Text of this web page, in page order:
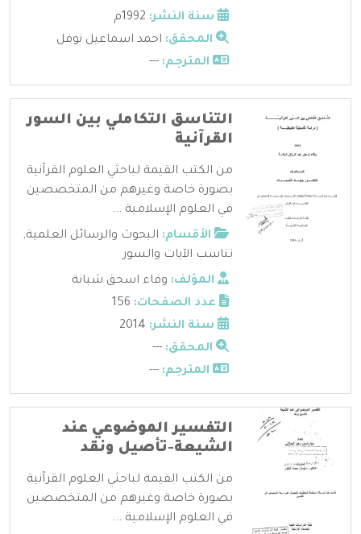
سنة النشر:
المحقق: احمد اسماعيل نوفل
المترجم: ---
التناسق التكاملي بين السور
القرآنية
من الكتب القيمة لباحثي العلوم القرآنية
بصورة خاصة وغيرهم من المتخصصين
في العلوم الإسلامية ...
الأقسام: البحوث والرسائل العلمية,
تناسب الآيات والسور
المؤلف: وفاء اسحق شبانة
عدد الصفحات:
سنة النشر:
المحقق: ---
المترجم: ---
التفسير الموضوعي عند
الشيعة-تأصيل ونقد
من الكتب القيمة لباحثي العلوم القرآنية
بصورة خاصة وغيرهم من المتخصصين
في العلوم الإسلامية ...